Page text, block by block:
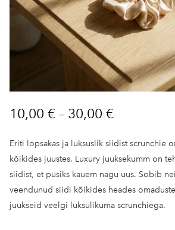
10,00 € – 30,00 €
Eriti lopsakas ja luksuslik siidist scrunchie
kõikides juustes. Luxury juuksekumm on
siidist, et püsiks kauem nagu uus. Sobib
veendunud siidi kõikides heades
juukseid veelgi luksulikuma scrunchiega.